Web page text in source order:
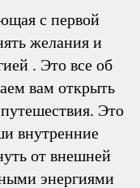
с первой
желания и
. Это все об
вам открыть
Это
внутренние
от внешней
энергиями